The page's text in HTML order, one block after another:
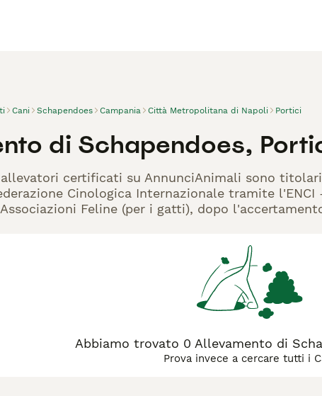
Cani Schapendoes Campania Città Metropolitana di Napoli Portici
di Schapendoes,
allevatori certificati su AnnunciAnimali sono
Cinologica Internazionale tramite
Feline (per i gatti), dopo
Abbiamo trovato 0 Allevamento di
Prova invece a cercare tutti i